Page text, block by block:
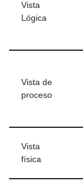
Vista
Lógica
Vista de
proceso
Vista
física